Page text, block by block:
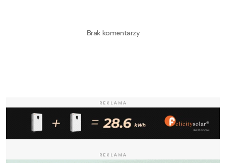
Brak komentarzy
REKLAMA
REKLAMA